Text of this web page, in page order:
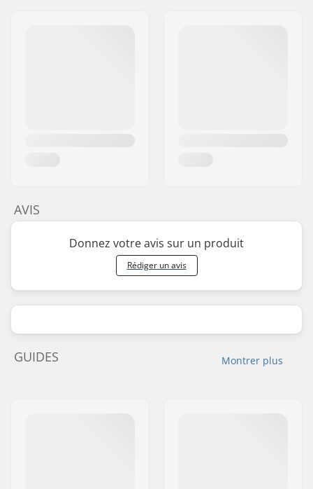
AVIS
Donnez votre avis sur un produit
Rédiger un avis
Montrer plus
GUIDES